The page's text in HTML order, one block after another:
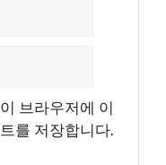
브라우저에 이
를 저장합니다.